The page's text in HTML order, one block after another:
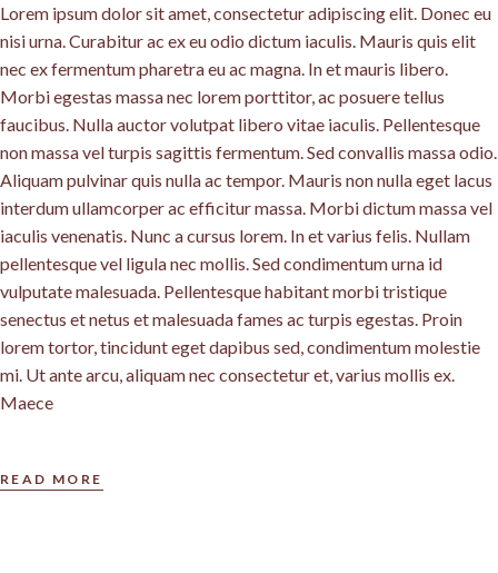
Lorem ipsum dolor sit amet, consectetur adipiscing elit. Donec eu
nisi urna. Curabitur ac ex eu odio dictum iaculis. Mauris quis elit
nec ex fermentum pharetra eu ac magna. In et mauris libero.
Morbi egestas massa nec lorem porttitor, ac posuere tellus
faucibus. Nulla auctor volutpat libero vitae iaculis. Pellentesque
non massa vel turpis sagittis fermentum. Sed convallis massa odio.
Aliquam pulvinar quis nulla ac tempor. Mauris non nulla eget lacus
interdum ullamcorper ac efficitur massa. Morbi dictum massa vel
iaculis venenatis. Nunc a cursus lorem. In et varius felis. Nullam
pellentesque vel ligula nec mollis. Sed condimentum urna id
vulputate malesuada. Pellentesque habitant morbi tristique
senectus et netus et malesuada fames ac turpis egestas. Proin
lorem tortor, tincidunt eget dapibus sed, condimentum molestie
mi. Ut ante arcu, aliquam nec consectetur et, varius mollis ex.
Maece
READ MORE